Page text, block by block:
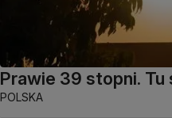
Prawie 39 stopni. Tu
POLSKA